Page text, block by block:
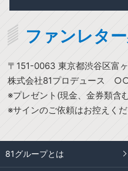
ファンレター
〒151-0063 東京都渋谷区富
株式会社81プロデュース
※プレゼント(現金、金券類含
※サインのご依頼はお控えくだ
81グループとは